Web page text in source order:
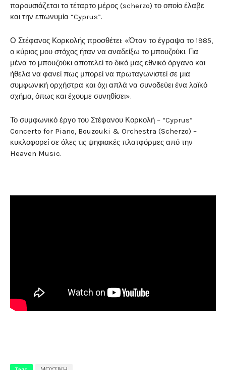
παρουσιάζεται το τέταρτο μέρος (scherzo) το οποίο έλαβε
και την επωνυμία “Cyprus”.
Ο Στέφανος Κορκολής προσθέτει: «Όταν το έγραψα το 1985,
ο κύριος μου στόχος ήταν να αναδείξω το μπουζούκι. Για
μένα το μπουζούκι αποτελεί το δικό μας εθνικό όργανο και
ήθελα να φανεί πως μπορεί να πρωταγωνιστεί σε μια
συμφωνική ορχήστρα και όχι απλά να συνοδεύει ένα λαϊκό
σχήμα, όπως και έχουμε συνηθίσει».
Το συμφωνικό έργο του Στέφανου Κορκολή – “Cyprus”
Concerto for Piano, Bouzouki & Orchestra (Scherzo) –
κυκλοφορεί σε όλες τις ψηφιακές πλατφόρμες από την
Heaven Music.